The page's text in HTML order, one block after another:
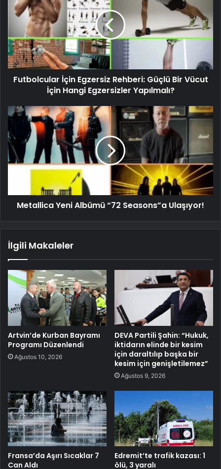
Futbolcular İçin Egzersiz Rehberi: Güçlü Bir Vücut
İçin Hangi Egzersizler Yapılmalı?
Metallica Yeni Albümü “72 Seasons”a Ulaşıyor!
İlgili Makaleler
Artvin’de Kurban Bayramı
Programı Düzenlendi
Ağustos 10, 2026
DEVA Partili Şahin: “Hukuk,
iktidarın elinde bir kesim
için daraltılıp başka bir
kesim için genişletilemez”
Ağustos 9, 2026
Fransa’da Aşırı Sıcaklar 7
Can Aldı
Edremit’te trafik kazası: 1
ölü, 3 yaralı